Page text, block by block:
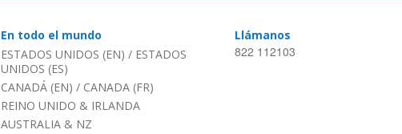
En todo el mundo
ESTADOS UNIDOS (EN) / ESTADOS
UNIDOS (ES)
CANADÁ (EN) / CANADA (FR)
REINO UNIDO & IRLANDA
AUSTRALIA & NZ
Llámanos
822 112103